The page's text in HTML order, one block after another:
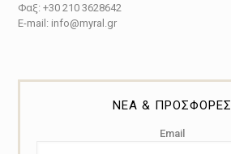
Φαξ: +30 210 3628642
E-mail: info@myral.gr
ΝΕΑ & ΠΡΟΣΦΟΡΕΣ
Email